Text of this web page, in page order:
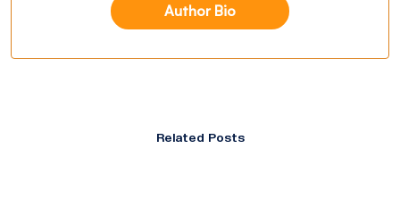
Author Bio
Related Posts